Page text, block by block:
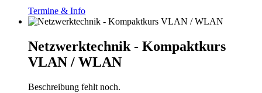
Termine & Info
Netzwerktechnik - Kompaktkurs
VLAN / WLAN
Beschreibung fehlt noch.